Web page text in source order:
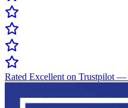
Rated Excellent on Trustpilot —